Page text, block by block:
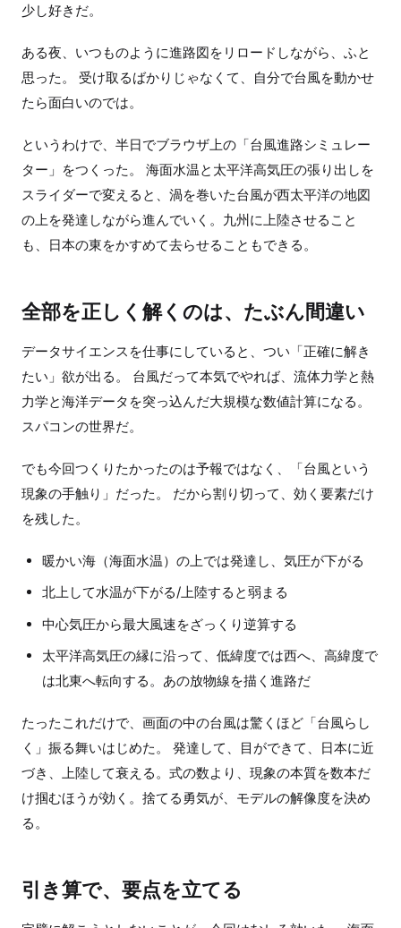
少し好きだ。
ある夜、いつものように進路図をリロードしながら、ふと
思った。 受け取るばかりじゃなくて、自分で台風を動かせ
たら面白いのでは。
というわけで、半日でブラウザ上の「台風進路シミュレー
ター」をつくった。 海面水温と太平洋高気圧の張り出しを
スライダーで変えると、渦を巻いた台風が西太平洋の地図
の上を発達しながら進んでいく。九州に上陸させること
も、日本の東をかすめて去らせることもできる。
全部を正しく解くのは、たぶん間違い
データサイエンスを仕事にしていると、つい「正確に解き
たい」欲が出る。 台風だって本気でやれば、流体力学と熱
力学と海洋データを突っ込んだ大規模な数値計算になる。
スパコンの世界だ。
でも今回つくりたかったのは予報ではなく、「台風という
現象の手触り」だった。 だから割り切って、効く要素だけ
を残した。
暖かい海（海面水温）の上では発達し、気圧が下がる
北上して水温が下がる/上陸すると弱まる
中心気圧から最大風速をざっくり逆算する
太平洋高気圧の縁に沿って、低緯度では西へ、高緯度で
は北東へ転向する。あの放物線を描く進路だ
たったこれだけで、画面の中の台風は驚くほど「台風らし
く」振る舞いはじめた。 発達して、目ができて、日本に近
づき、上陸して衰える。式の数より、現象の本質を数本だ
け掴むほうが効く。捨てる勇気が、モデルの解像度を決め
る。
引き算で、要点を立てる